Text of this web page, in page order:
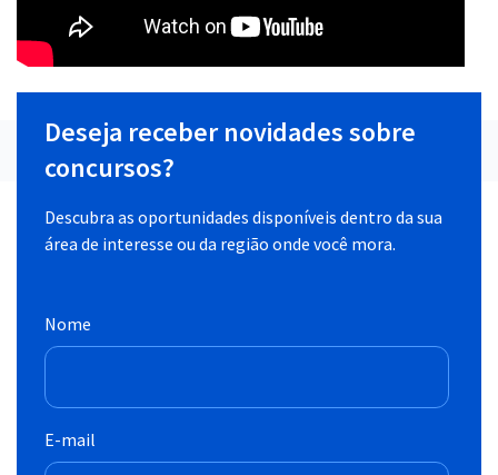
Deseja receber novidades sobre
concursos?
Descubra as oportunidades disponíveis dentro da sua
área de interesse ou da região onde você mora.
Nome
E-mail